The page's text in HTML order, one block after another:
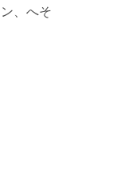
、へそ